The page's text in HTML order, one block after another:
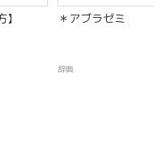
＊アブラゼミ
辞典